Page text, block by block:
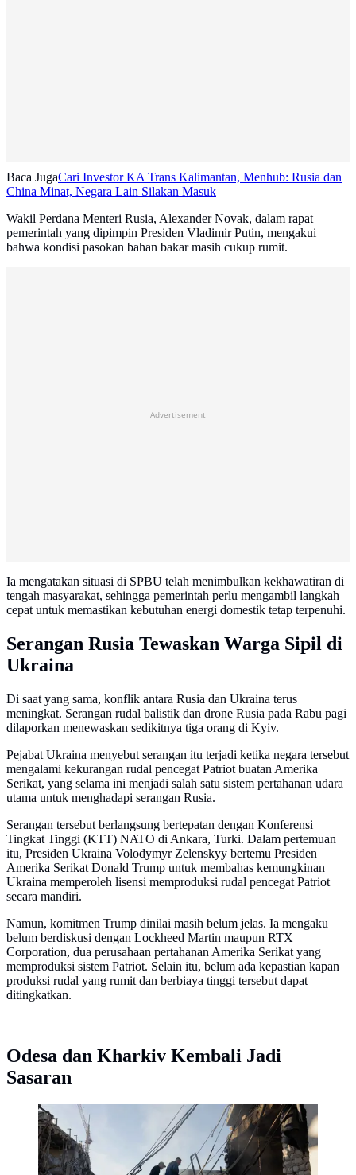
Baca JugaCari Investor KA Trans Kalimantan, Menhub: Rusia dan
China Minat, Negara Lain Silakan Masuk
Wakil Perdana Menteri Rusia, Alexander Novak, dalam rapat
pemerintah yang dipimpin Presiden Vladimir Putin, mengakui
bahwa kondisi pasokan bahan bakar masih cukup rumit.
Advertisement
Ia mengatakan situasi di SPBU telah menimbulkan kekhawatiran di
tengah masyarakat, sehingga pemerintah perlu mengambil langkah
cepat untuk memastikan kebutuhan energi domestik tetap terpenuhi.
Serangan Rusia Tewaskan Warga Sipil di
Ukraina
Di saat yang sama, konflik antara Rusia dan Ukraina terus
meningkat. Serangan rudal balistik dan drone Rusia pada Rabu pagi
dilaporkan menewaskan sedikitnya tiga orang di Kyiv.
Pejabat Ukraina menyebut serangan itu terjadi ketika negara tersebut
mengalami kekurangan rudal pencegat Patriot buatan Amerika
Serikat, yang selama ini menjadi salah satu sistem pertahanan udara
utama untuk menghadapi serangan Rusia.
Serangan tersebut berlangsung bertepatan dengan Konferensi
Tingkat Tinggi (KTT) NATO di Ankara, Turki. Dalam pertemuan
itu, Presiden Ukraina Volodymyr Zelenskyy bertemu Presiden
Amerika Serikat Donald Trump untuk membahas kemungkinan
Ukraina memperoleh lisensi memproduksi rudal pencegat Patriot
secara mandiri.
Namun, komitmen Trump dinilai masih belum jelas. Ia mengaku
belum berdiskusi dengan Lockheed Martin maupun RTX
Corporation, dua perusahaan pertahanan Amerika Serikat yang
memproduksi sistem Patriot. Selain itu, belum ada kepastian kapan
produksi rudal yang rumit dan berbiaya tinggi tersebut dapat
ditingkatkan.
Odesa dan Kharkiv Kembali Jadi
Sasaran
Warga setempat berjalan di dekat dealer mobil yang
rusak akibat serangan rudal dan drone besar-besaran
Rusia di Kyiv. (Tetiana DZHAFAROVA/AFP)